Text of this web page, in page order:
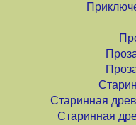
Старинная
Старинная